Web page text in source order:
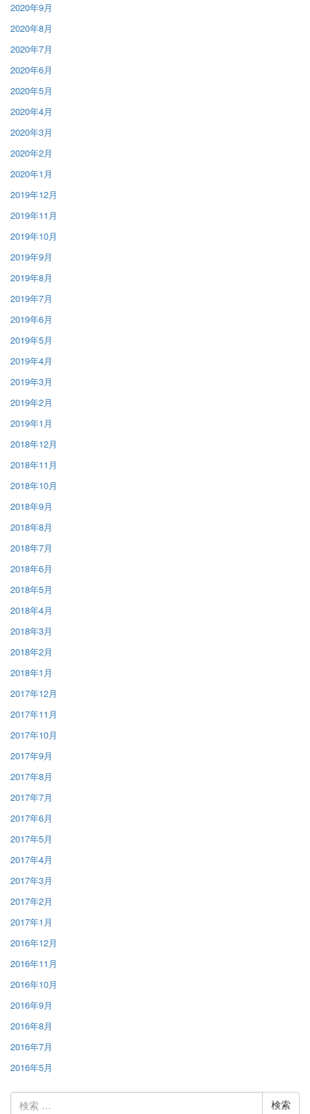
2020年9月
2020年8月
2020年7月
2020年6月
2020年5月
2020年4月
2020年3月
2020年2月
2020年1月
2019年12月
2019年11月
2019年10月
2019年9月
2019年8月
2019年7月
2019年6月
2019年5月
2019年4月
2019年3月
2019年2月
2019年1月
2018年12月
2018年11月
2018年10月
2018年9月
2018年8月
2018年7月
2018年6月
2018年5月
2018年4月
2018年3月
2018年2月
2018年1月
2017年12月
2017年11月
2017年10月
2017年9月
2017年8月
2017年7月
2017年6月
2017年5月
2017年4月
2017年3月
2017年2月
2017年1月
2016年12月
2016年11月
2016年10月
2016年9月
2016年8月
2016年7月
2016年5月